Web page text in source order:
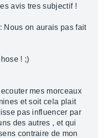
avis tres subjectif !
Nous on aurais pas fait
! ;)
mes morceaux
et soit cela plait
pas influencer par
des autres , et qui
contraire de mon